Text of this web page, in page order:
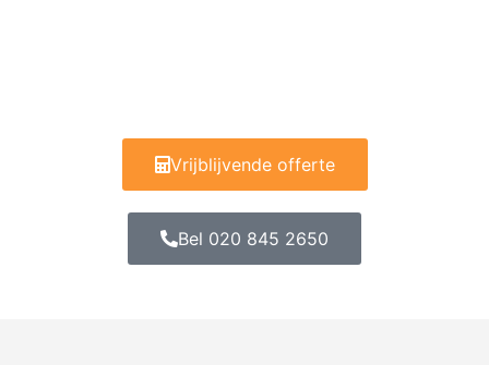
Vrijblijvende offerte
Bel 020 845 2650